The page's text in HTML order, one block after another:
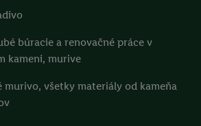
búracie a renovačné práce v
kameni, murive
murivo, všetky materiály od kameňa